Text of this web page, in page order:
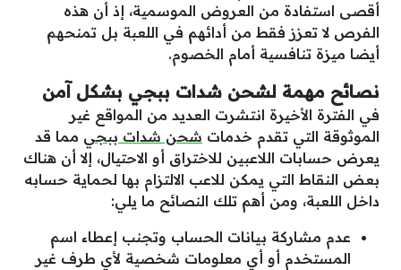
أقصى استفادة من العروض الموسمية، إذ أن هذه
الفرص لا تعزز فقط من أدائهم في اللعبة بل تمنحهم
أيضا ميزة تنافسية أمام الخصوم.
نصائح مهمة لشحن شدات ببجي بشكل آمن
في الفترة الأخيرة انتشرت العديد من المواقع غير
الموثوقة التي تقدم خدمات شحن شدات ببجي مما قد
يعرض حسابات اللاعبين للاختراق أو الاحتيال، إلا أن هناك
بعض النقاط التي يمكن للاعب الالتزام بها لحماية حسابه
داخل اللعبة، ومن أهم تلك النصائح ما يلي:
عدم مشاركة بيانات الحساب وتجنب إعطاء اسم
المستخدم أو أي معلومات شخصية لأي طرف غير